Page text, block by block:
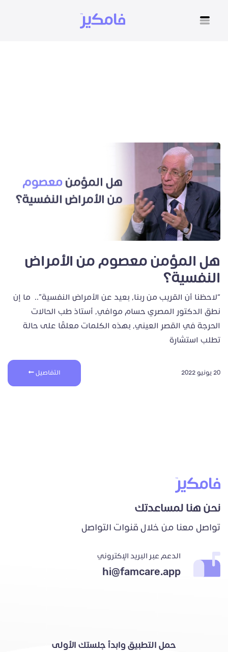
هل المؤمن معصوم من الأمراض
النفسية؟
“لاحظنا أن القريب من ربنا، بعيد عن الأمراض النفسية”.. ما إن
نطق الدكتور المصري حسام موافي، أستاذ طب الحالات
الحرجة في القصر العيني، بهذه الكلمات معلقًا على حالة
تطلب استشارة
20 يونيو 2022 التفاصيل
نحن هنا لمساعدتك
تواصل معنا من خلال قنوات التواصل
الدعم عبر البريد الإكتروني
hi@famcare.app
حمل التطبيق وابدأ جلستك الأولى